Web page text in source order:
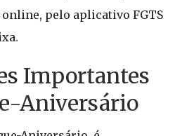
pelo aplicativo FGTS
Importantes
Aniversário